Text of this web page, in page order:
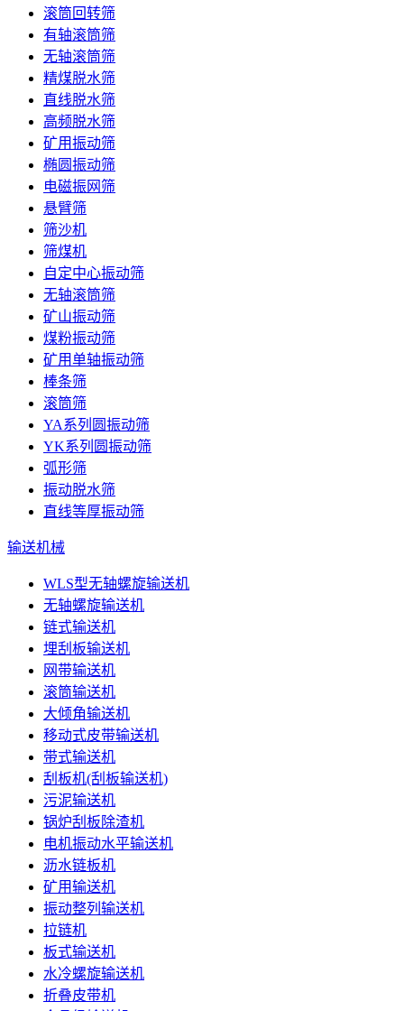
滚筒回转筛
有轴滚筒筛
无轴滚筒筛
精煤脱水筛
直线脱水筛
高频脱水筛
矿用振动筛
椭圆振动筛
电磁振网筛
悬臂筛
筛沙机
筛煤机
自定中心振动筛
无轴滚筒筛
矿山振动筛
煤粉振动筛
矿用单轴振动筛
棒条筛
滚筒筛
YA系列圆振动筛
YK系列圆振动筛
弧形筛
振动脱水筛
直线等厚振动筛
输送机械
WLS型无轴螺旋输送机
无轴螺旋输送机
链式输送机
埋刮板输送机
网带输送机
滚筒输送机
大倾角输送机
移动式皮带输送机
带式输送机
刮板机(刮板输送机)
污泥输送机
锅炉刮板除渣机
电机振动水平输送机
沥水链板机
矿用输送机
振动整列输送机
拉链机
板式输送机
水冷螺旋输送机
折叠皮带机